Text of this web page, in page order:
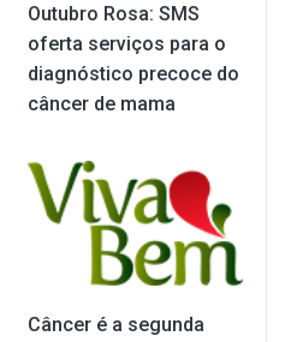
Outubro Rosa: SMS
oferta serviços para o
diagnóstico precoce do
câncer de mama
Câncer é a segunda